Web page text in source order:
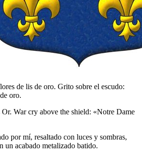
de lis de oro. Grito sobre el escudo:
oro.
War cry above the shield: «Notre Dame
por mí, resaltado con luces y sombras,
un acabado metalizado batido.